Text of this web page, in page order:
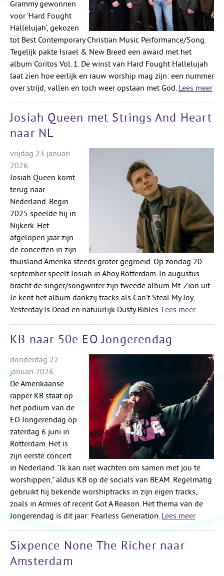
Grammy gewonnen
voor ‘Hard Fought
Hallelujah’, gekozen
tot Best Contemporary Christian Music Performance/Song.
Tegelijk pakte Israel & New Breed een award met het
album Coritos Vol. 1. De winst van Hard Fought Hallelujah
laat zien hoe eerlijk en rauw worship mag zijn: een nummer
over strijd, vallen en toch weer opstaan met God. Lees meer
Josiah Queen met Strings And Heart
naar NL
vrijdag 23 januari
2026
Josiah Queen komt
terug naar
Nederland. Begin
2025 speelde hij in
Nijkerk. Het
afgelopen jaar zijn
de concerten in zijn
thuisland Amerika steeds groter gegroeid. Op zondag 20
september speelt Josiah in Ahoy Rotterdam. In augustus
bracht de singer/songwriter zijn tweede album Mt. Zion uit.
Je kent het album dankzij tracks als Can’t Steal My Joy,
Yesterday Is Dead en natuurlijk Dusty Bibles. Lees meer
KB naar 50e EO Jongerendag
donderdag 22
januari 2026
De Amerikaanse
rapper KB staat op
het podium van de
EO Jongerendag op
zaterdag 6 juni in
Rotterdam. Het is
zijn eerste concert
in Nederland. "Ik kan niet wachten om samen met jou te
worshippen," aldus KB op de socials van BEAM. Regelmatig
gebruikt hij bekende worshiptracks in zijn eigen tracks,
zoals in Armies of recent Got A Reason. Het thema van de
Jongerendag is dit jaar: Fearless Generation. Lees meer
Sixpence None The Richer naar
Amsterdam